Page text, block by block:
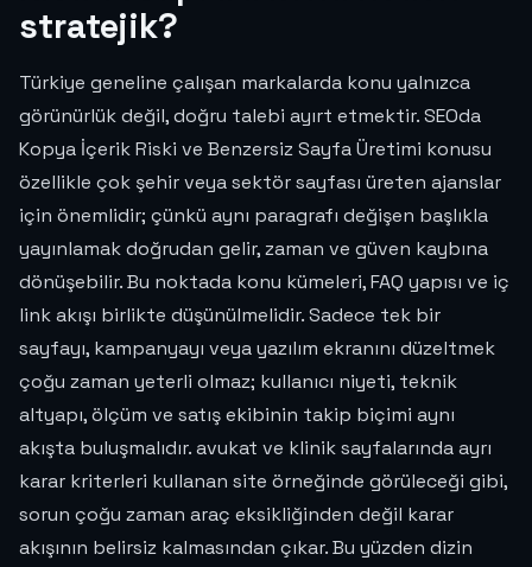
stratejik?
Türkiye geneline çalışan markalarda konu yalnızca
görünürlük değil, doğru talebi ayırt etmektir. SEOda
Kopya İçerik Riski ve Benzersiz Sayfa Üretimi konusu
özellikle çok şehir veya sektör sayfası üreten ajanslar
için önemlidir; çünkü aynı paragrafı değişen başlıkla
yayınlamak doğrudan gelir, zaman ve güven kaybına
dönüşebilir. Bu noktada konu kümeleri, FAQ yapısı ve iç
link akışı birlikte düşünülmelidir. Sadece tek bir
sayfayı, kampanyayı veya yazılım ekranını düzeltmek
çoğu zaman yeterli olmaz; kullanıcı niyeti, teknik
altyapı, ölçüm ve satış ekibinin takip biçimi aynı
akışta buluşmalıdır. avukat ve klinik sayfalarında ayrı
karar kriterleri kullanan site örneğinde görüleceği gibi,
sorun çoğu zaman araç eksikliğinden değil karar
akışının belirsiz kalmasından çıkar. Bu yüzden dizin